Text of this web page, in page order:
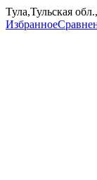
Тула,Тульская
Избранное